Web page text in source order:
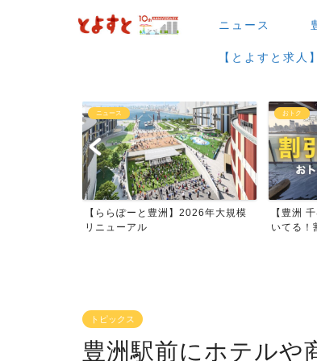
ニュース
【とよすと求人】
おトク
【豊洲 千客万来】日帰り温泉は空
いてる！割引料金やクーポ...
グルメ
【豊洲
メまとめ
トピックス
豊洲駅前にホテルや